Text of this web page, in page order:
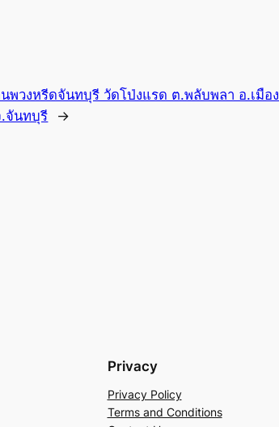
นพวงหรีดจันทบุรี วัดโป่งแรด ต.พลับพลา อ.เมือง
จันทบุรี
→
Privacy
Privacy Policy
Terms and Conditions